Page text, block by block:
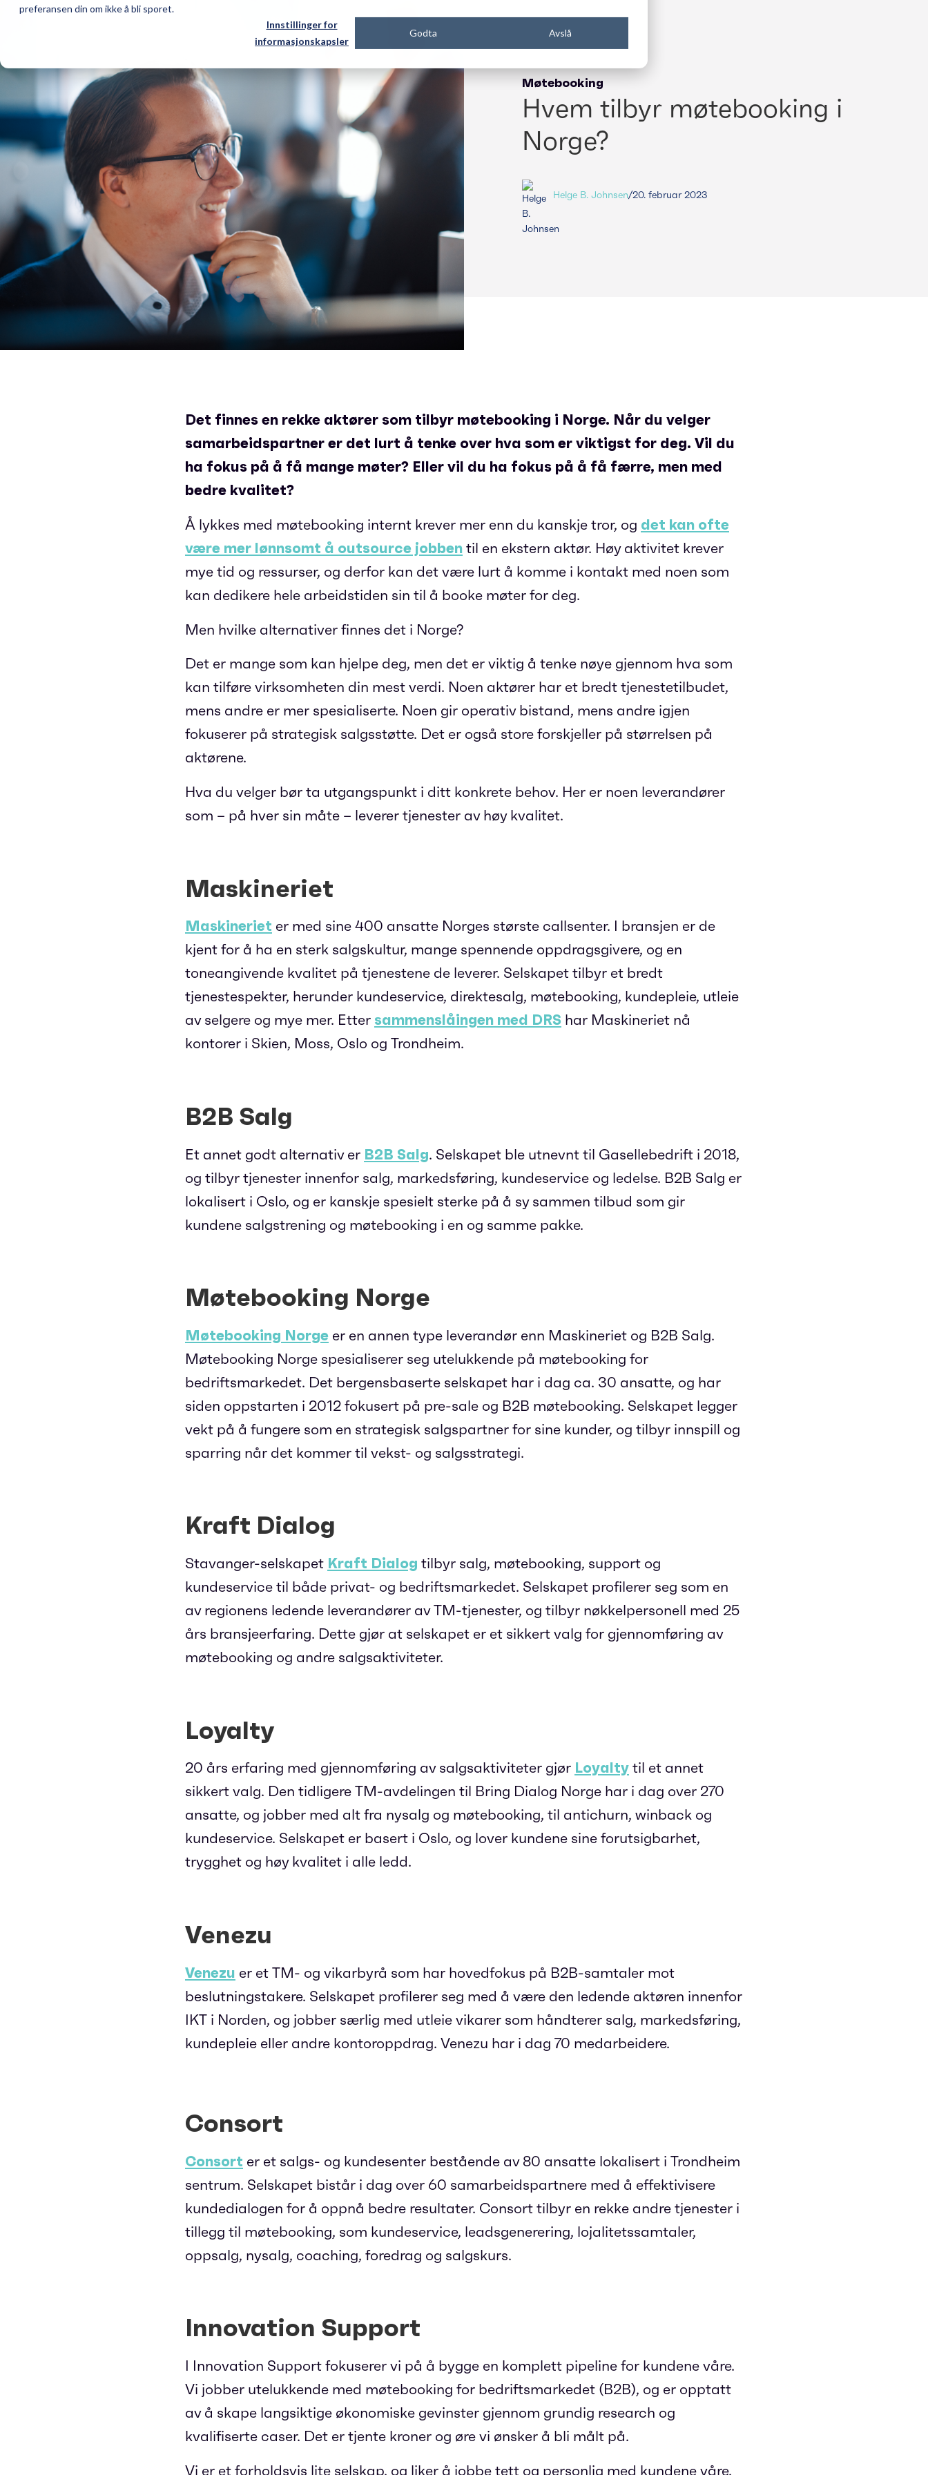
preferansen din om ikke å bli sporet.
Innstillinger for
informasjonskapsler
Godta Avslå
Møtebooking
Hvem tilbyr møtebooking i
Norge?
Helge B. Johnsen/20. februar 2023
Det finnes en rekke aktører som tilbyr møtebooking i Norge. Når du velger
samarbeidspartner er det lurt å tenke over hva som er viktigst for deg. Vil du
ha fokus på å få mange møter? Eller vil du ha fokus på å få færre, men med
bedre kvalitet?
Å lykkes med møtebooking internt krever mer enn du kanskje tror, og det kan ofte
være mer lønnsomt å outsource jobbentil en ekstern aktør. Høy aktivitet krever
mye tid og ressurser, og derfor kan det være lurt å komme i kontakt med noen som
kan dedikere hele arbeidstiden sin til å booke møter for deg.
Men hvilke alternativer finnes det i Norge?
Det er mange som kan hjelpe deg, men det er viktig å tenke nøye gjennom hva som
kan tilføre virksomheten din mest verdi. Noen aktører har et bredt tjenestetilbudet,
mens andre er mer spesialiserte. Noen gir operativ bistand, mens andre igjen
fokuserer på strategisk salgsstøtte. Det er også store forskjeller på størrelsen på
aktørene.
Hva du velger bør ta utgangspunkt i ditt konkrete behov. Her er noen leverandører
som – på hver sin måte – leverer tjenester av høy kvalitet.
Maskineriet
Maskineriet er med sine 400 ansatte Norges største callsenter. I bransjen er de
kjent for å ha en sterk salgskultur, mange spennende oppdragsgivere, og en
toneangivende kvalitet på tjenestene de leverer. Selskapet tilbyr et bredt
tjenestespekter, herunder kundeservice, direktesalg, møtebooking, kundepleie, utleie
av selgere og mye mer. Etter sammenslåingen med DRS har Maskineriet nå
kontorer i Skien, Moss, Oslo og Trondheim.
B2B Salg
Et annet godt alternativ er B2B Salg. Selskapet ble utnevnt til Gasellebedrift i 2018,
og tilbyr tjenester innenfor salg, markedsføring, kundeservice og ledelse. B2B Salg er
lokalisert i Oslo, og er kanskje spesielt sterke på å sy sammen tilbud som gir
kundene salgstrening og møtebooking i en og samme pakke.
Møtebooking Norge
Møtebooking Norge er en annen type leverandør enn Maskineriet og B2B Salg.
Møtebooking Norge spesialiserer seg utelukkende på møtebooking for
bedriftsmarkedet. Det bergensbaserte selskapet har i dag ca. 30 ansatte, og har
siden oppstarten i 2012 fokusert på pre-sale og B2B møtebooking. Selskapet legger
vekt på å fungere som en strategisk salgspartner for sine kunder, og tilbyr innspill og
sparring når det kommer til vekst- og salgsstrategi.
Kraft Dialog
Stavanger-selskapet Kraft Dialog tilbyr salg, møtebooking, support og
kundeservice til både privat- og bedriftsmarkedet. Selskapet profilerer seg som en
av regionens ledende leverandører av TM-tjenester, og tilbyr nøkkelpersonell med 25
års bransjeerfaring. Dette gjør at selskapet er et sikkert valg for gjennomføring av
møtebooking og andre salgsaktiviteter.
Loyalty
20 års erfaring med gjennomføring av salgsaktiviteter gjør Loyaltytil et annet
sikkert valg. Den tidligere TM-avdelingen til Bring Dialog Norge har i dag over 270
ansatte, og jobber med alt fra nysalg og møtebooking, til antichurn, winback og
kundeservice. Selskapet er basert i Oslo, og lover kundene sine forutsigbarhet,
trygghet og høy kvalitet i alle ledd.
Venezu
Venezu er et TM- og vikarbyrå som har hovedfokus på B2B-samtaler mot
beslutningstakere. Selskapet profilerer seg med å være den ledende aktøren innenfor
IKT i Norden, og jobber særlig med utleie vikarer som håndterer salg, markedsføring,
kundepleie eller andre kontoroppdrag. Venezu har i dag 70 medarbeidere.
Consort
Consort er et salgs- og kundesenter bestående av 80 ansatte lokalisert i Trondheim
sentrum. Selskapet bistår i dag over 60 samarbeidspartnere med å effektivisere
kundedialogen for å oppnå bedre resultater. Consort tilbyr en rekke andre tjenester i
tillegg til møtebooking, som kundeservice, leadsgenerering, lojalitetssamtaler,
oppsalg, nysalg, coaching, foredrag og salgskurs.
Innovation Support
I Innovation Support fokuserer vi på å bygge en komplett pipeline for kundene våre.
Vi jobber utelukkende med møtebooking for bedriftsmarkedet (B2B), og er opptatt
av å skape langsiktige økonomiske gevinster gjennom grundig research og
kvalifiserte caser. Det er tjente kroner og øre vi ønsker å bli målt på.
Vi er et forholdsvis lite selskap, og liker å jobbe tett og personlig med kundene våre.